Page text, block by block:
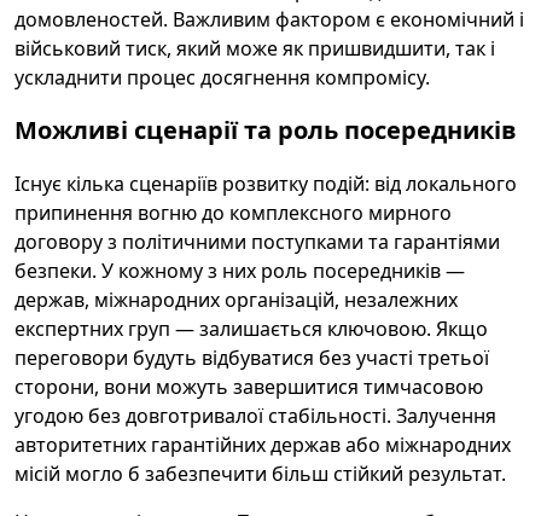
домовленостей. Важливим фактором є економічний і
військовий тиск, який може як пришвидшити, так і
ускладнити процес досягнення компромісу.
Можливі сценарії та роль посередників
Існує кілька сценаріїв розвитку подій: від локального
припинення вогню до комплексного мирного
договору з політичними поступками та гарантіями
безпеки. У кожному з них роль посередників —
держав, міжнародних організацій, незалежних
експертних груп — залишається ключовою. Якщо
переговори будуть відбуватися без участі третьої
сторони, вони можуть завершитися тимчасовою
угодою без довготривалої стабільності. Залучення
авторитетних гарантійних держав або міжнародних
місій могло б забезпечити більш стійкий результат.